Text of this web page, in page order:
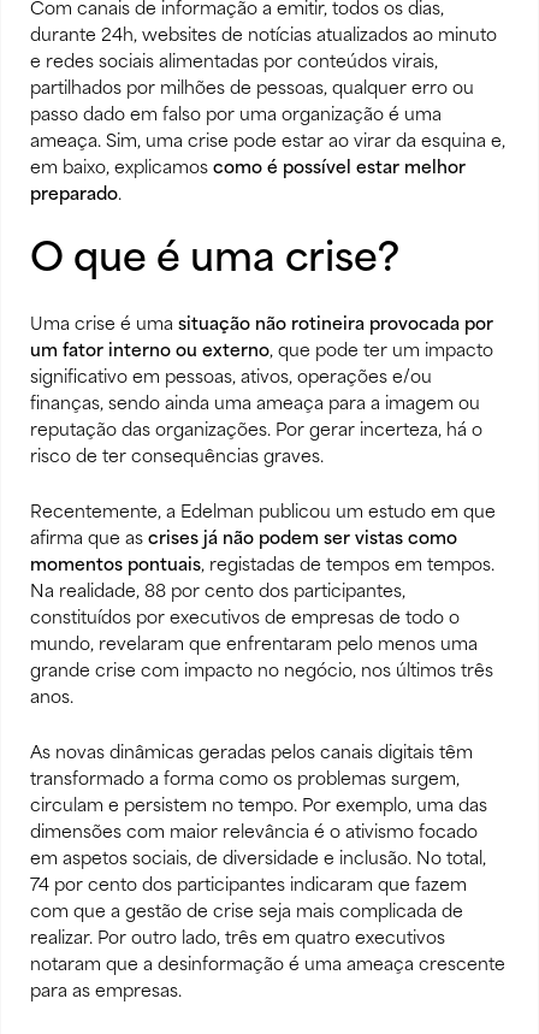
Com canais de informação a emitir, todos os dias,
durante 24h, websites de notícias atualizados ao minuto
e redes sociais alimentadas por conteúdos virais,
partilhados por milhões de pessoas, qualquer erro ou
passo dado em falso por uma organização é uma
ameaça. Sim, uma crise pode estar ao virar da esquina e,
em baixo, explicamos como é possível estar melhor
preparado.
O que é uma crise?
Uma crise é uma situação não rotineira provocada por
um fator interno ou externo, que pode ter um impacto
significativo em pessoas, ativos, operações e/ou
finanças, sendo ainda uma ameaça para a imagem ou
reputação das organizações. Por gerar incerteza, há o
risco de ter consequências graves.
Recentemente, a Edelman publicou um estudo em que
afirma que as crises já não podem ser vistas como
momentos pontuais, registadas de tempos em tempos.
Na realidade, 88 por cento dos participantes,
constituídos por executivos de empresas de todo o
mundo, revelaram que enfrentaram pelo menos uma
grande crise com impacto no negócio, nos últimos três
anos.
As novas dinâmicas geradas pelos canais digitais têm
transformado a forma como os problemas surgem,
circulam e persistem no tempo. Por exemplo, uma das
dimensões com maior relevância é o ativismo focado
em aspetos sociais, de diversidade e inclusão. No total,
74 por cento dos participantes indicaram que fazem
com que a gestão de crise seja mais complicada de
realizar. Por outro lado, três em quatro executivos
notaram que a desinformação é uma ameaça crescente
para as empresas.